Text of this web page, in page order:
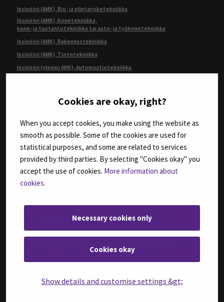
Cookies are okay, right?
When you accept cookies, you make using the website as
smooth as possible. Some of the cookies are used for
statistical purposes, and some are related to services
provided by third parties. By selecting "Cookies okay" you
accept the use of cookies. More information about
cookies.
Necessary cookies only
Cookies okay
Show details and customise settings &gt;
Insinööri (AMK), Bio- ja elintarviketekniikka
Insinööri (AMK), Konetekniikka,
kone- ja tuotantotekniikka tai auto- ja työkonetekniikka
Insinööri (AMK), Rakennustekniikka
Insinööri (AMK), Tietotekniikka
Insinööri (ylempi AMK), Automaatiotekniikka
Insinööri (ylempi AMK), Teknologiaosaamisen johtaminen
Kulttuurituottaja (AMK)
Kulttuurituottaja (ylempi AMK)
Master of Business Administration, International Business Management
Master of Social Services and Health Care, Development and
Management
Restonomi (ylempi AMK), Ruokaketjun kehittäminen
Sosiaali- ja terveysala ylempi AMK, Ikääntymisen asiantuntija
Sosionomi (AMK)